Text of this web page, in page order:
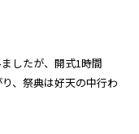
したが、開式1時間
、祭典は好天の中行わ